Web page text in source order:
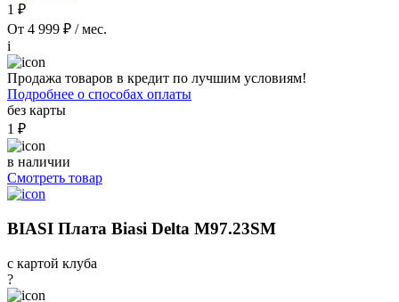
1 ₽
От 4 999 ₽ / мес.
i
Продажа товаров в кредит по лучшим условиям!
Подробнее о способах оплаты
без карты
1 ₽
в наличии
Смотреть товар
BIASI Плата Biasi Delta M97.23SM
с картой клуба
?